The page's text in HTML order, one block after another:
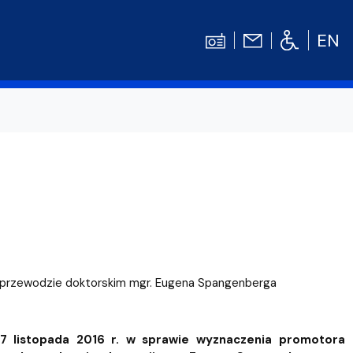
EN
Centrum Języków Obcych UG
doktorskim mgr. Eugena Spangenberga
listopada 2016 r. w sprawie wyznaczenia promotora